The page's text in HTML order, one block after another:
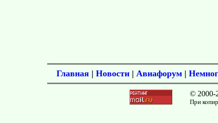
Главная | Новости | Авиафорум |
© 2000-
При